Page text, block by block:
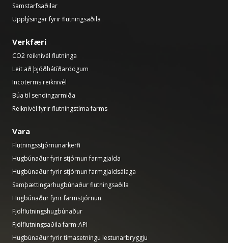
Samstarfsaðilar
Upplýsingar fyrir flutningsaðila
Verkfæri
CO2 reiknivél flutninga
Leit að þjóðhátíðardögum
Incoterms reiknivél
Búa til sendingarmiða
Reiknivél fyrir flutningstíma farms
Vara
Flutningsstjórnunarkerfi
Hugbúnaður fyrir stjórnun farmgjalda
Hugbúnaður fyrir stjórnun farmgjaldsálaga
Samþættingarhugbúnaður flutningsaðila
Hugbúnaður fyrir farmstjórnun
Fjölflutningshugbúnaður
Fjölflutningsaðila farm-API
Hugbúnaður fyrir tímasetningu lestunarbryggju